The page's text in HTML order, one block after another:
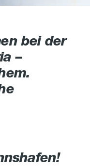
bei der
–